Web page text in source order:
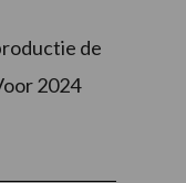
de
2024